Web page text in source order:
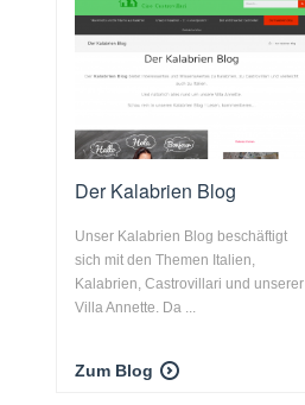
Der Kalabrien Blog
Unser Kalabrien Blog beschäftigt
sich mit den Themen Italien,
Kalabrien, Castrovillari und unserer
Villa Annette. Da ...
Zum Blog